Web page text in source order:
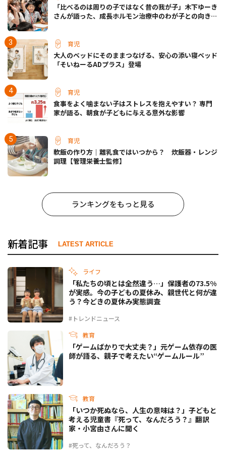
「比べるのは周りの子ではなく昔の我が子」木下ゆーき
さんが語った、成長ホルモン治療中のわが子との向き合
育児
大人のベッドにそのままつなげる、安心の添い寝ベッド
「そいねーるADプラス」登場
育児
食事をよく噛まない子はストレスを抱えやすい？ 専門
家が語る、朝食が子どもに与える意外な影響
育児
軟飯の作り方｜離乳食ではいつから？ 炊飯器・レンジ
調理【管理栄養士監修】
ランキングをもっと見る
新着記事 LATEST ARTICLE
ライフ
#トレンドニュース
「私たちの頃とは全然違う…」保護者の73.5%
が実感。今の子どもの夏休み、親世代と何が違
う？今どきの夏休み実態調査
教育
「ゲームばかりで大丈夫？」元ゲーム依存の医
師が語る、親子で考えたい“ゲームルール”
教育
#死って、なんだろう？
「いつか死ぬなら、人生の意味は？」子どもと
考える児童書『死って、なんだろう？』翻訳
家・小宮由さんに聞く